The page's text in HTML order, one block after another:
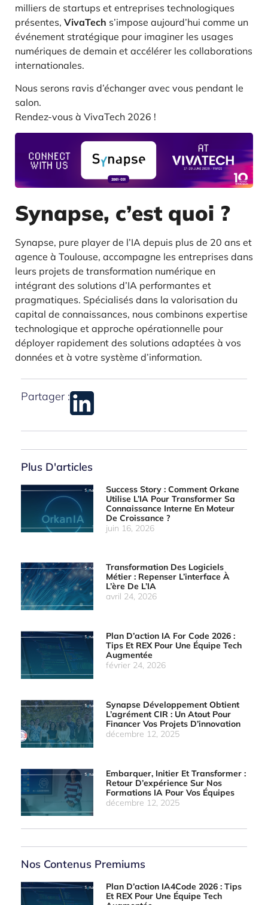
milliers de startups et entreprises technologiques
présentes, VivaTech s’impose aujourd’hui comme un
événement stratégique pour imaginer les usages
numériques de demain et accélérer les collaborations
internationales.
Nous serons ravis d’échanger avec vous pendant le
salon.
Rendez-vous à VivaTech 2026 !
Synapse, c’est quoi ?
Synapse, pure player de l’IA depuis plus de 20 ans et
agence à Toulouse, accompagne les entreprises dans
leurs projets de transformation numérique en
intégrant des solutions d’IA performantes et
pragmatiques. Spécialisés dans la valorisation du
capital de connaissances, nous combinons expertise
technologique et approche opérationnelle pour
déployer rapidement des solutions adaptées à vos
données et à votre système d’information.
Partager :
Plus D'articles
Success Story : Comment Orkane
Utilise L’IA Pour Transformer Sa
Connaissance Interne En Moteur
De Croissance ?
juin 16, 2026
Transformation Des Logiciels
Métier : Repenser L’interface À
L’ère De L’IA
avril 24, 2026
Plan D’action IA For Code 2026 :
Tips Et REX Pour Une Équipe Tech
Augmentée
février 24, 2026
Synapse Développement Obtient
L’agrément CIR : Un Atout Pour
Financer Vos Projets D’innovation
décembre 12, 2025
Embarquer, Initier Et Transformer :
Retour D’expérience Sur Nos
Formations IA Pour Vos Équipes
décembre 12, 2025
Nos Contenus Premiums
Plan D’action IA4Code 2026 : Tips
Et REX Pour Une Équipe Tech